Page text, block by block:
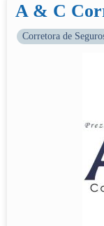
A & C
Corretora de